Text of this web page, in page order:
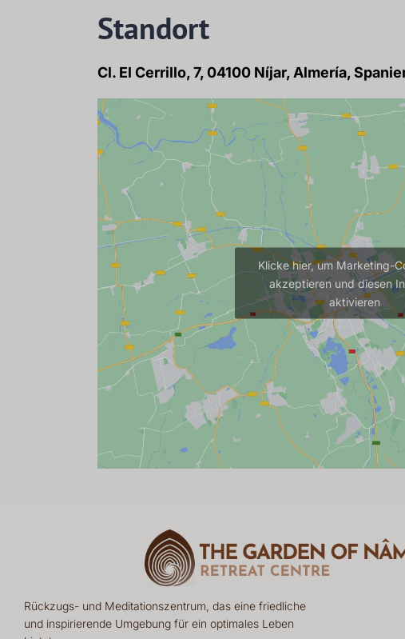
Standort
Cl. El Cerrillo, 7, 04100 Níjar, Almería,
Klicke hier, um Marketing-
akzeptieren und diesen
aktivieren
Rückzugs- und Meditationszentrum, das eine friedliche
und inspirierende Umgebung für ein optimales Leben